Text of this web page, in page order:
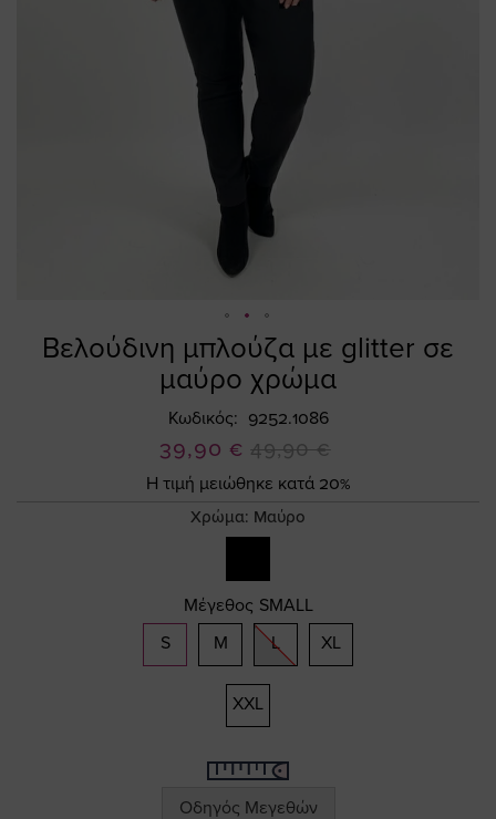
Βελούδινη μπλούζα με glitter σε
μαύρο χρώμα
Κωδικός 9252.1086
Ειδική
Τιμή
39,90 € 49,90 €
Η τιμή μειώθηκε κατά 20%
Χρώμα: Μαύρο
Μέγεθος SMALL
S
M L XL
XXL
Οδηγός Μεγεθών
Skip